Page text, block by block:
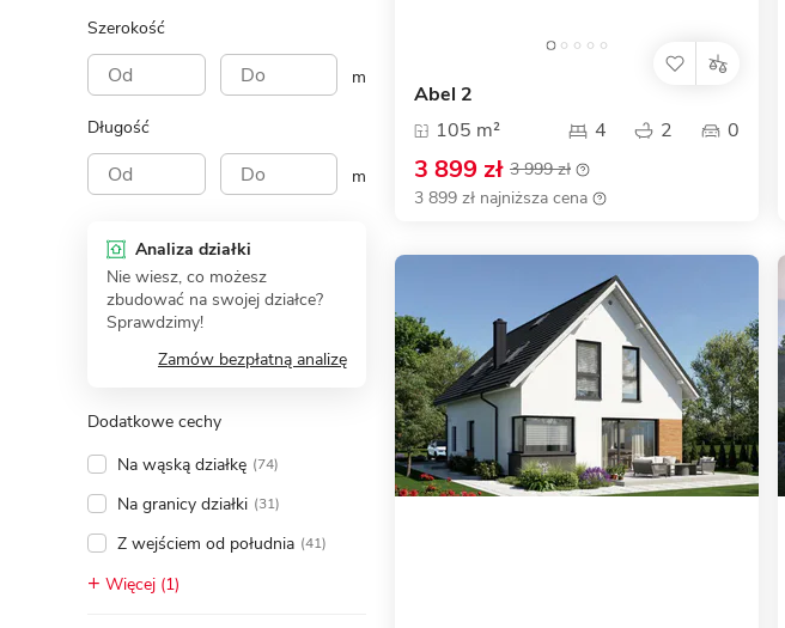
Szerokość
m
Długość
m
Analiza działki
Nie wiesz, co możesz
zbudować na swojej działce?
Sprawdzimy!
Zamów bezpłatną analizę
Dodatkowe cechy
Na wąską działkę (74)
Na granicy działki (31)
Z wejściem od południa (41)
Więcej (1)
Abel 2
105 m²
4 2 0
3 899 zł 3 999 zł
3 899 zł najniższa cena